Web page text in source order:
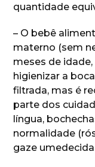
quantidade
– O bebê
materno (sem
meses de
higienizar a
filtrada, mas é
parte dos
língua,
normalidade
gaze